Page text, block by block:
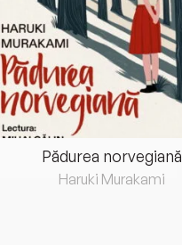
Pădurea norvegiană
Haruki Murakami